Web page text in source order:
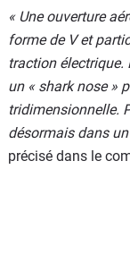
« Une ouverture
forme de V et
traction
un « shark nose »
tridimensionnelle.
désormais dans
précisé dans le